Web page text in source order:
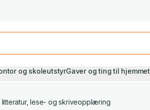
og skoleutstyrGaver og ting til hjemmet
lese- og skriveopplæring